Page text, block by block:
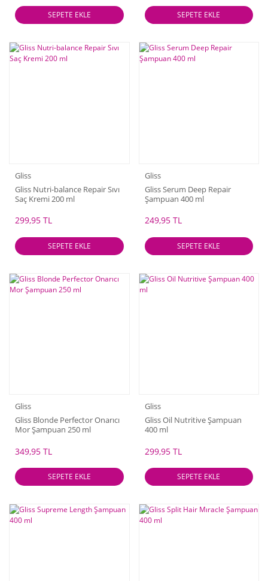
SEPETE EKLE SEPETE EKLE
Gliss
Gliss Nutri-balance Repair Sıvı
Saç Kremi 200 ml
299,95 TL
SEPETE EKLE
Gliss
Gliss Serum Deep Repair
Şampuan 400 ml
249,95 TL
SEPETE EKLE
Gliss
Gliss Blonde Perfector Onarıcı
Mor Şampuan 250 ml
349,95 TL
SEPETE EKLE
Gliss
Gliss Oil Nutritive Şampuan
400 ml
299,95 TL
SEPETE EKLE